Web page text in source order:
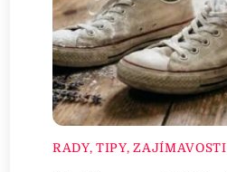
RADY, TIPY, ZAJÍMAVOSTI